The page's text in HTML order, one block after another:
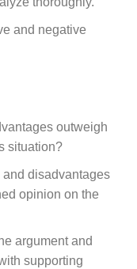
and negative
outweigh
situation?
disadvantages
opinion on the
argument and
supporting